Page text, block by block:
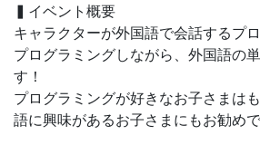
▍イベント概要
キャラクターが外国語で会話するプ
プログラミングしながら、外国語の
す！
プログラミングが好きなお子さまは
語に興味があるお子さまにもお勧めで